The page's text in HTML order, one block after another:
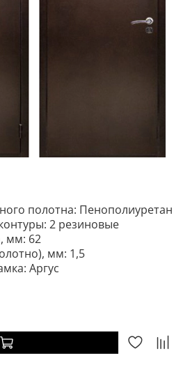
полотна: Пенополиуретан
2 резиновые
мм: 62
мм: 1,5
Аргус